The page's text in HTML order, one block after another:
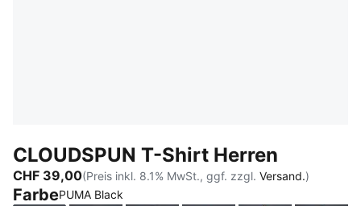
CLOUDSPUN T-Shirt Herren
CHF 39,00(Preis inkl. 8.1% MwSt., ggf. zzgl. Versand.)
FarbePUMA Black